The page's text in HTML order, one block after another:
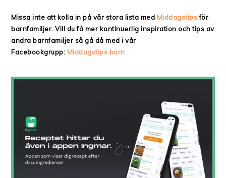
Missa inte att kolla in på vår stora lista med Middagstipsför
barnfamiljer. Vill du få mer kontinuerlig inspiration och tips av
andra barnfamiljer så gå då med i vår
Facebookgrupp: Middagstips barn.